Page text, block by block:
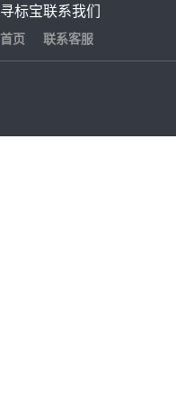
寻标宝
首页
联系我们
联系客服